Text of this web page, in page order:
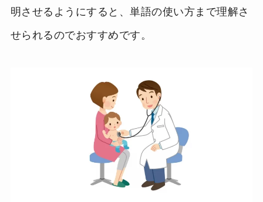
明させるようにすると、単語の使い方まで理解さ
せられるのでおすすめです。